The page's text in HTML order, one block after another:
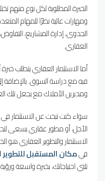
الخبرة المطلوبة لكل نوع منهم
ومهارات عالية نظرًا للمهام
الجدوى، إدارة المشاريع،
العقاري.
أما الاستثمار العقاري يتطلب
فيه مع دراسة السوق. بالإضافة
ومديرين الأملاك مع يجعل تلك
سواء كنت تبحث عن الاستثمار
الأجل، أو مطور عقاري يسعى
الاستثمار والتطوير العقاري هو
فيمكان المستقبل للتطوير
تلبي احتياجاتك، بخبرة واسعة